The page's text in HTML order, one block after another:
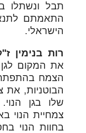
תבל ונשתלו
התאמתם
הישראלי.
רות בנימין
את המקום
הצמח
הבוטניות, את
שלו בגן
צמחיית הנוי
בחוות הנוי